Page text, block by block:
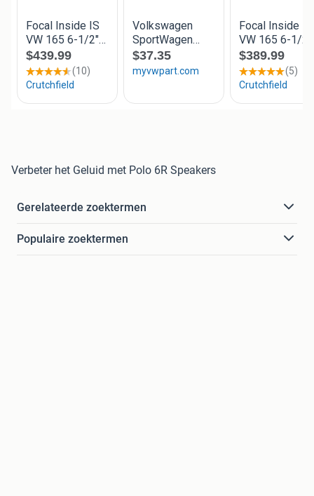
Verbeter het Geluid met Polo 6R Speakers
Gerelateerde zoektermen
Populaire zoektermen